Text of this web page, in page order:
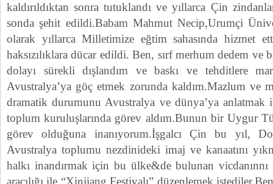
kaldırıldıktan sonra tutuklandı ve yıllarca Çin
sonda şehit edildi.Babam Mahmut Necip,Urumçi
olarak yıllarca Milletimize eğtim sahasında hizmet
haksızılıklara dücar edildi. Ben, sırf merhum dedem ve
dolayı sürekli dışlandım ve baskı ve tehditlere
Avustralya’ya göç etmek zorunda kaldım.Mazlum ve
dramatik durumunu Avustralya ve dünya’ya
toplum kuruluşlarında görev aldım.Bunun bir Uygur
görev olduğuna inanıyorum.İşgalcı Çin bu yıl,
Avustralya toplumu nezdinideki imaj ve kanaatını
halkı inandırmak için bu ülke&de bulunan vicdanınnı
aracılığı ile “Xinjiang Festivalı” düzenlemek